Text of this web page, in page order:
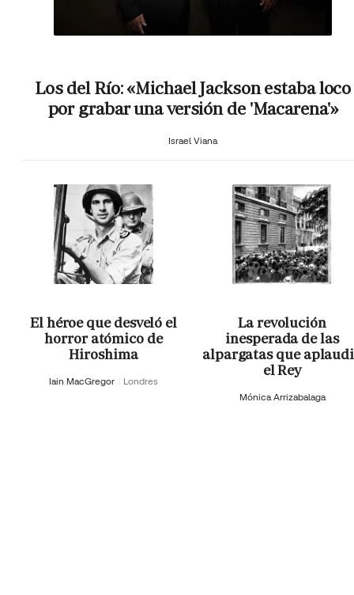
Los del Río: «Michael Jackson estaba loco
por grabar una versión de 'Macarena'»
Israel Viana
El héroe que desveló el
horror atómico de
Hiroshima
Iain MacGregor Londres
La revolución
inesperada de las
alpargatas que
el Rey
Mónica Arrizabalaga